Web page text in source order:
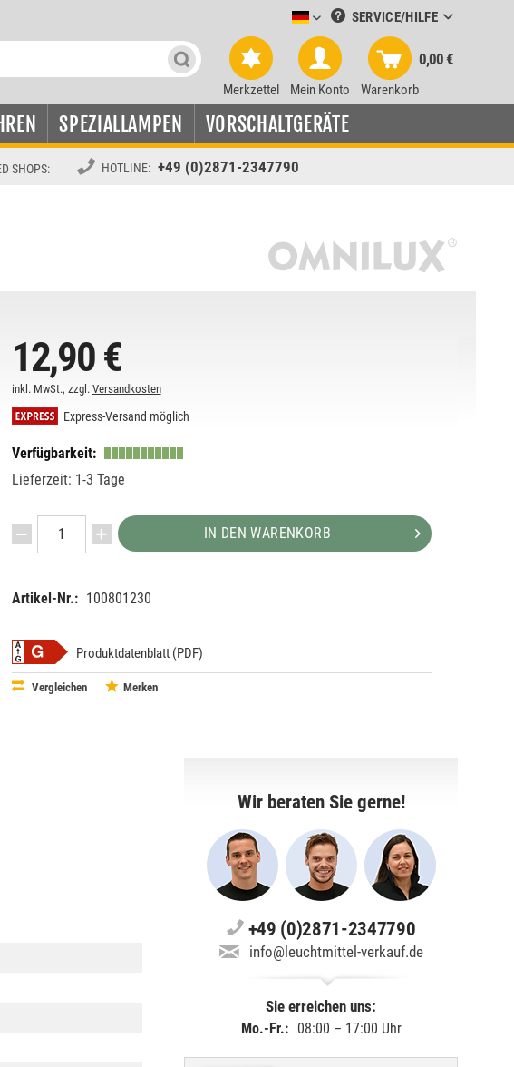
Leuchtmittel-Verkauf deutsch
SERVICE/HILFE
Merkzettel Mein Konto Warenkorb
0,00 €
SPEZIALLAMPEN VORSCHALTGERÄTE
SHOPS: HOTLINE: +49 (0)2871-2347790
12,90 €
inkl. MwSt., zzgl. Versandkosten
Express-Versand möglich
Verfügbarkeit:
Lieferzeit: 1-3 Tage
IN DEN WARENKORB
Artikel-Nr.: 100801230
Produktdatenblatt (PDF)
Vergleichen Merken
Wir beraten Sie gerne!
+49 (0)2871-2347790
info@leuchtmittel-verkauf.de
Sie erreichen uns:
Mo.-Fr.: 08:00 – 17:00 Uhr